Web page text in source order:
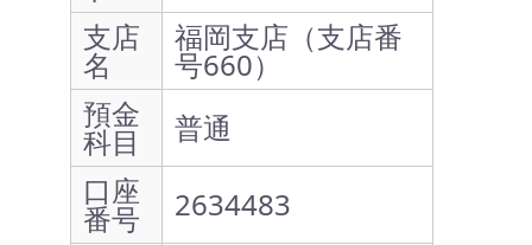
支店
名
福岡支店（支店番
号660）
預金
科目
普通
口座
番号
2634483